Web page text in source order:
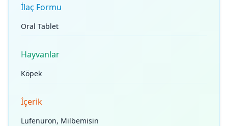
İlaç Formu
Oral Tablet
Hayvanlar
Köpek
İçerik
Lufenuron, Milbemisin